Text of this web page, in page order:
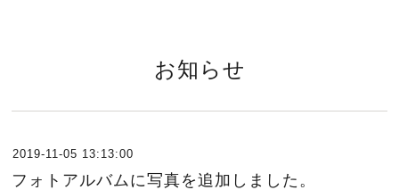
お知らせ
2019-11-05 13:13:00
フォトアルバムに写真を追加しました。